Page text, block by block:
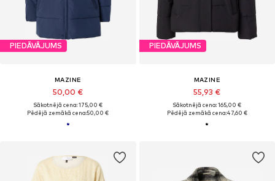
PIEDĀVĀJUMS
MAZINE
50,00 €
Sākotnējā cena: 175,00 €
Pēdējā zemākā cena:50,00 €
PIEDĀVĀJUMS
MAZINE
55,93 €
Sākotnējā cena: 165,00 €
Pēdējā zemākā cena:47,60 €